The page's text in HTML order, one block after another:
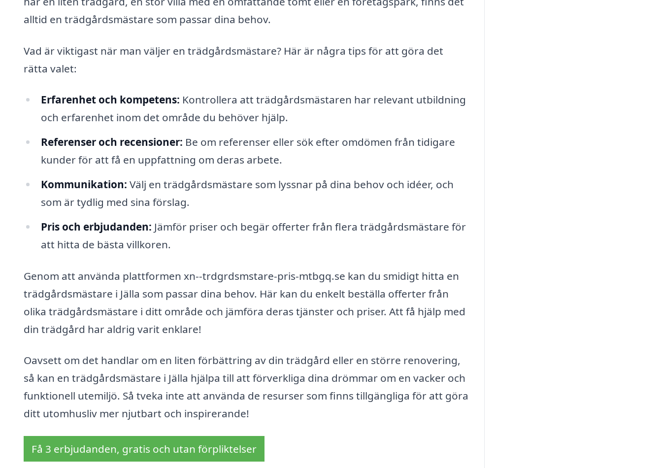
alltid en trädgårdsmästare som passar dina behov.
Vad är viktigast när man väljer en trädgårdsmästare? Här är några tips för att göra det
rätta valet:
Erfarenhet och kompetens: Kontrollera att trädgårdsmästaren har relevant utbildning
och erfarenhet inom det område du behöver hjälp.
Referenser och recensioner: Be om referenser eller sök efter omdömen från tidigare
kunder för att få en uppfattning om deras arbete.
Kommunikation: Välj en trädgårdsmästare som lyssnar på dina behov och idéer, och
som är tydlig med sina förslag.
Pris och erbjudanden: Jämför priser och begär offerter från flera trädgårdsmästare för
att hitta de bästa villkoren.
Genom att använda plattformen xn--trdgrdsmstare-pris-mtbgq.se kan du smidigt hitta en
trädgårdsmästare i Jälla som passar dina behov. Här kan du enkelt beställa offerter från
olika trädgårdsmästare i ditt område och jämföra deras tjänster och priser. Att få hjälp med
din trädgård har aldrig varit enklare!
Oavsett om det handlar om en liten förbättring av din trädgård eller en större renovering,
så kan en trädgårdsmästare i Jälla hjälpa till att förverkliga dina drömmar om en vacker och
funktionell utemiljö. Så tveka inte att använda de resurser som finns tillgängliga för att göra
ditt utomhusliv mer njutbart och inspirerande!
Få 3 erbjudanden, gratis och utan förpliktelser